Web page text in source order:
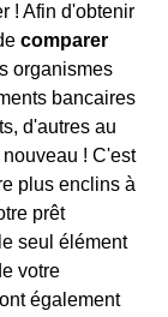
! Afin d'obtenir
comparer
organismes
bancaires
d'autres au
! C'est
plus enclins à
prêt
seul élément
votre
également